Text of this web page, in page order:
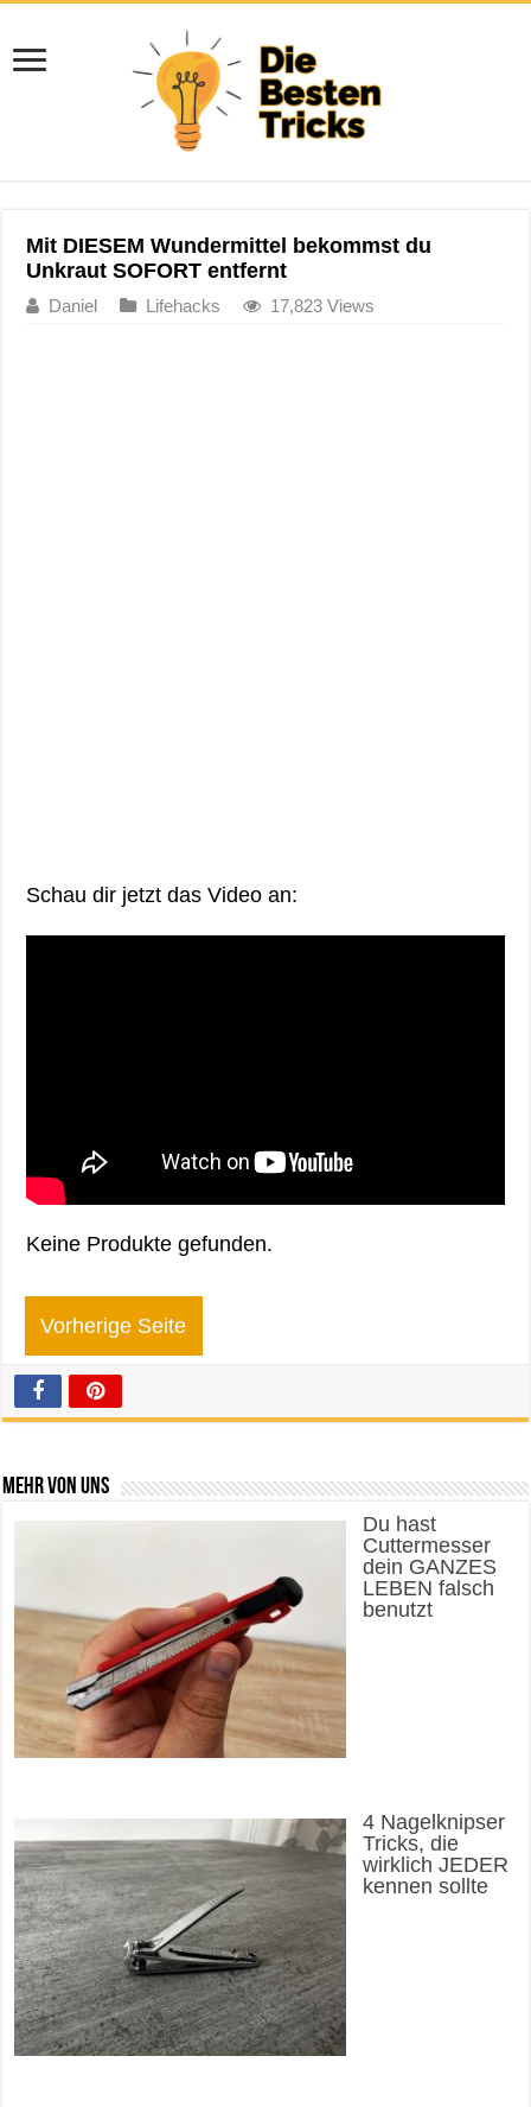
Mit DIESEM Wundermittel bekommst du
Unkraut SOFORT entfernt
Daniel Lifehacks 17,823 Views
Schau dir jetzt das Video an:
Keine Produkte gefunden.
Vorherige Seite
Mehr von uns
Du hast
Cuttermesser
dein GANZES
LEBEN falsch
benutzt
4 Nagelknipser
Tricks, die
wirklich JEDER
kennen sollte